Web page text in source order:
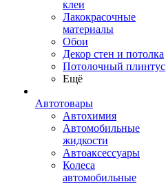
клеи
Лакокрасочные
материалы
Обои
Декор стен и потолка
Потолочный плинтус
Ещё
Автотовары
Автохимия
Автомобильные
жидкости
Автоаксессуары
Колеса
автомобильные